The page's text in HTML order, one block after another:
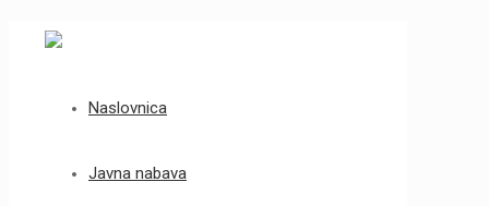
Naslovnica
Javna nabava